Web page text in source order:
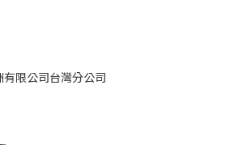
限公司台灣分公司